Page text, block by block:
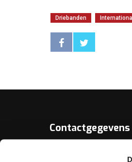
Driebanden
Contactgegevens